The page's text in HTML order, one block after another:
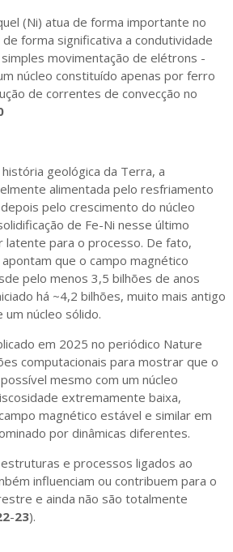
(Ni) atua de forma importante no
forma significativa a condutividade
movimentação de elétrons -
núcleo constituído apenas por ferro
de correntes de convecção no
geológica da Terra, a
alimentada pelo resfriamento
pelo crescimento do núcleo
de Fe-Ni nesse último
latente para o processo. De fato,
que o campo magnético
pelo menos 3,5 bilhões de anos
há ~4,2 bilhões, muito mais antigo
núcleo sólido.
em 2025 no periódico Nature
computacionais para mostrar que o
mesmo com um núcleo
extremamente baixa,
magnético estável e similar em
por dinâmicas diferentes.
e processos ligados ao
influenciam ou contribuem para o
e ainda não são totalmente
-23).